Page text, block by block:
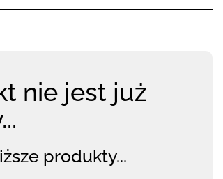
nie jest już
produkty...